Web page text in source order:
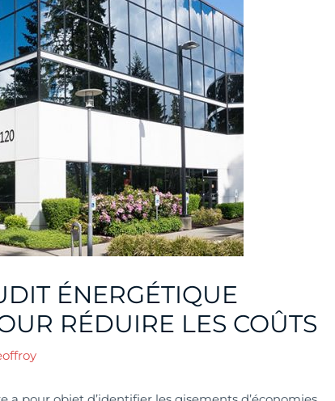
ÉNERGÉTIQUE
RÉDUIRE LES COÛTS